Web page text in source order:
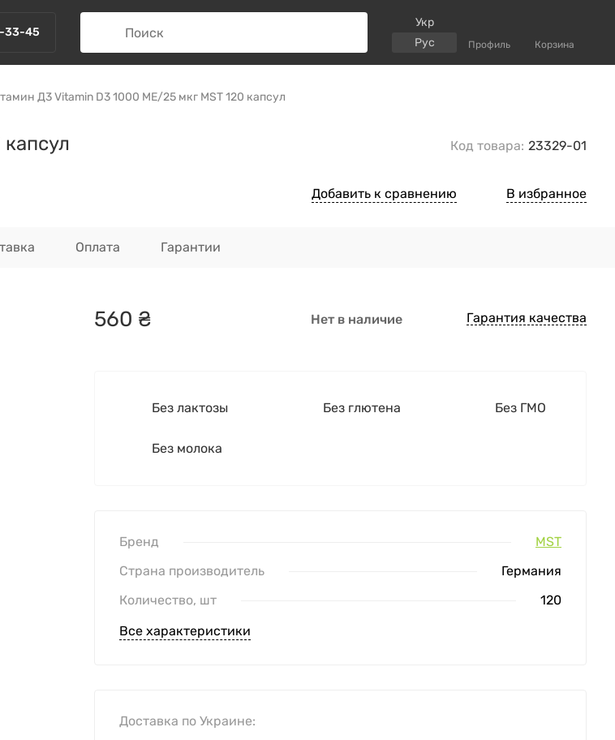
33-45
Укр
Рус
Профиль Корзина
Д3 Vitamin D3 1000 МЕ/25 мкг MST 120 капсул
Код товара: 23329-01
Добавить к сравнению В избранное
Оплата Гарантии
560 ₴ Нет в наличие Гарантия качества
Без лактозы Без глютена Без ГМО
Без молока
Доставка по Украине:
Бренд
MST
Страна производитель
Германия
Количество, шт
120
Все характеристики